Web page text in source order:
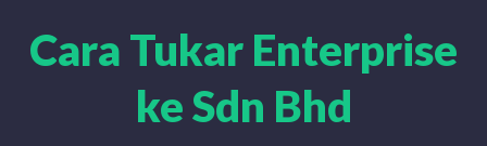
Cara Tukar Enterprise
ke Sdn Bhd